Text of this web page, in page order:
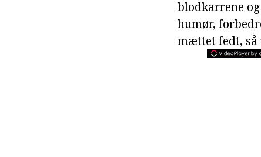
blodkarrene
humør,
mættet fedt, så